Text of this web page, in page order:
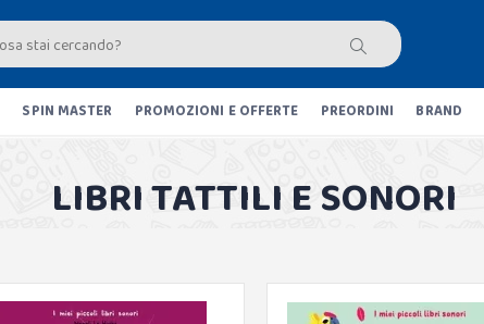
SPIN MASTER PROMOZIONI E OFFERTE PREORDINI BRAND
LIBRI TATTILI E SONORI